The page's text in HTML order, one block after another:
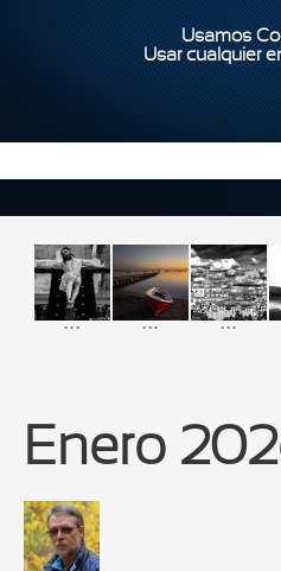
Usamos
Usar cualquier
... ... ...
Enero